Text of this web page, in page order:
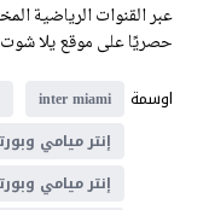
حصريًا على موقع يلا
اوسمة
inter miami
إنتر ميامي
إنتر ميامي